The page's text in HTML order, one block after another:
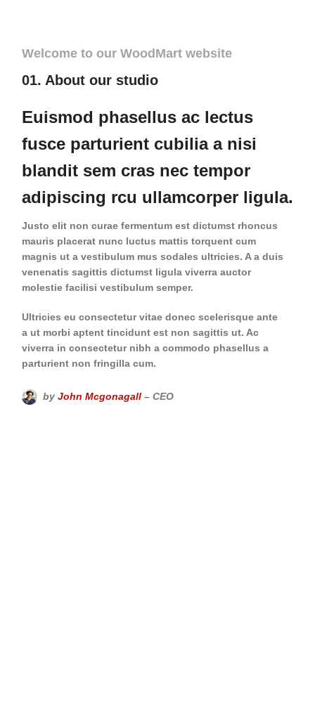
Welcome to our WoodMart website
01. About our studio
Euismod phasellus ac lectus
fusce parturient cubilia a nisi
blandit sem cras nec tempor
adipiscing rcu ullamcorper ligula.
Justo elit non curae fermentum est dictumst rhoncus
mauris placerat nunc luctus mattis torquent cum
magnis ut a vestibulum mus sodales ultricies. A a duis
venenatis sagittis dictumst ligula viverra auctor
molestie facilisi vestibulum semper.
Ultricies eu consectetur vitae donec scelerisque ante
a ut morbi aptent tincidunt est non sagittis ut. Ac
viverra in consectetur nibh a commodo phasellus a
parturient non fringilla cum.
byJohn Mcgonagall – CEO